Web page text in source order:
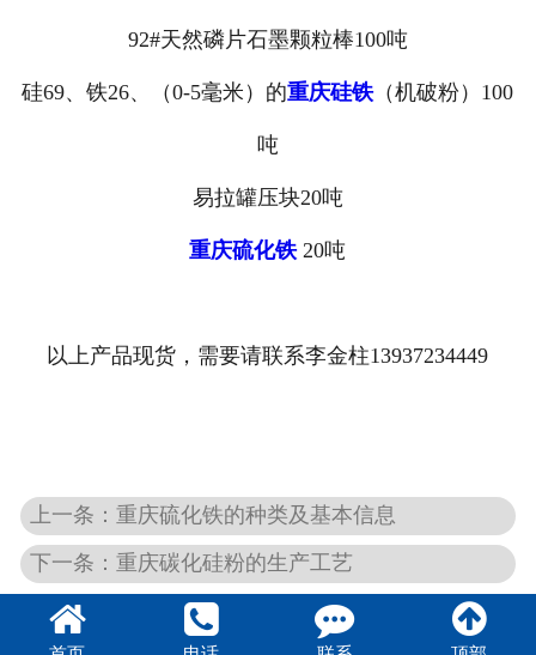
92#天然磷片石墨颗粒棒100吨
硅69、铁26、（0-5毫米）的重庆硅铁（机破粉）100
吨
易拉罐压块20吨
重庆硫化铁20吨
以上产品现货，需要请联系李金柱13937234449
上一条：重庆硫化铁的种类及基本信息
下一条：重庆碳化硅粉的生产工艺